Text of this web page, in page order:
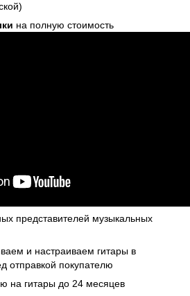
на полную стоимость
представителей музыкальных
и настраиваем гитары в
отправкой покупателю
на гитары до 24 месяцев